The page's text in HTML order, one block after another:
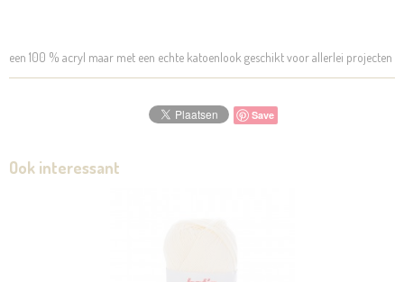
een 100 % acryl maar met een echte katoenlook geschikt voor allerlei projecten
Save
Ook interessant